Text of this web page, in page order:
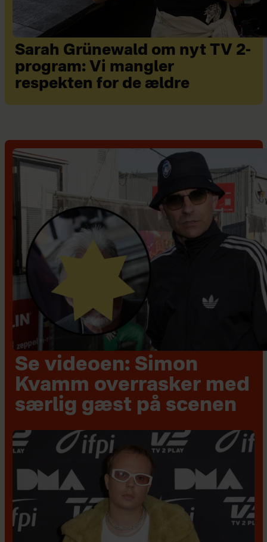
Sarah Grünewald om nyt TV 2-
program: Vi mangler
respekten for de ældre
Se videoen: Simon
Kvamm overrasker med
særlig gæst på scenen